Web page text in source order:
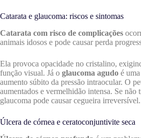
Catarata e glaucoma: riscos e sintomas
Catarata com risco de complicações
animais idosos e pode causar perda
Ela provoca opacidade no cristalino,
função visual. Já o glaucoma agudo é
aumento súbito da pressão intraocular. O
aumentados e vermelhidão intensa. Se não
glaucoma pode causar cegueira irreversível.
Úlcera de córnea e ceratoconjuntivite seca